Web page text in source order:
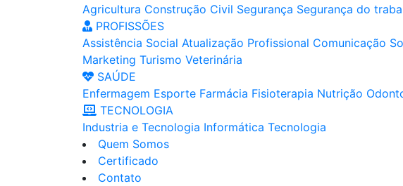
Agricultura Construção Civil Segurança Segurança do
PROFISSÕES
Assistência Social Atualização Profissional Comunicação
Marketing Turismo Veterinária
SAÚDE
Enfermagem Esporte Farmácia Fisioterapia Nutrição
TECNOLOGIA
Industria e Tecnologia Informática Tecnologia
Quem Somos
Certificado
Contato